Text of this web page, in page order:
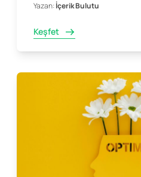
Yazan:İçerik Bulutu
Keşfet